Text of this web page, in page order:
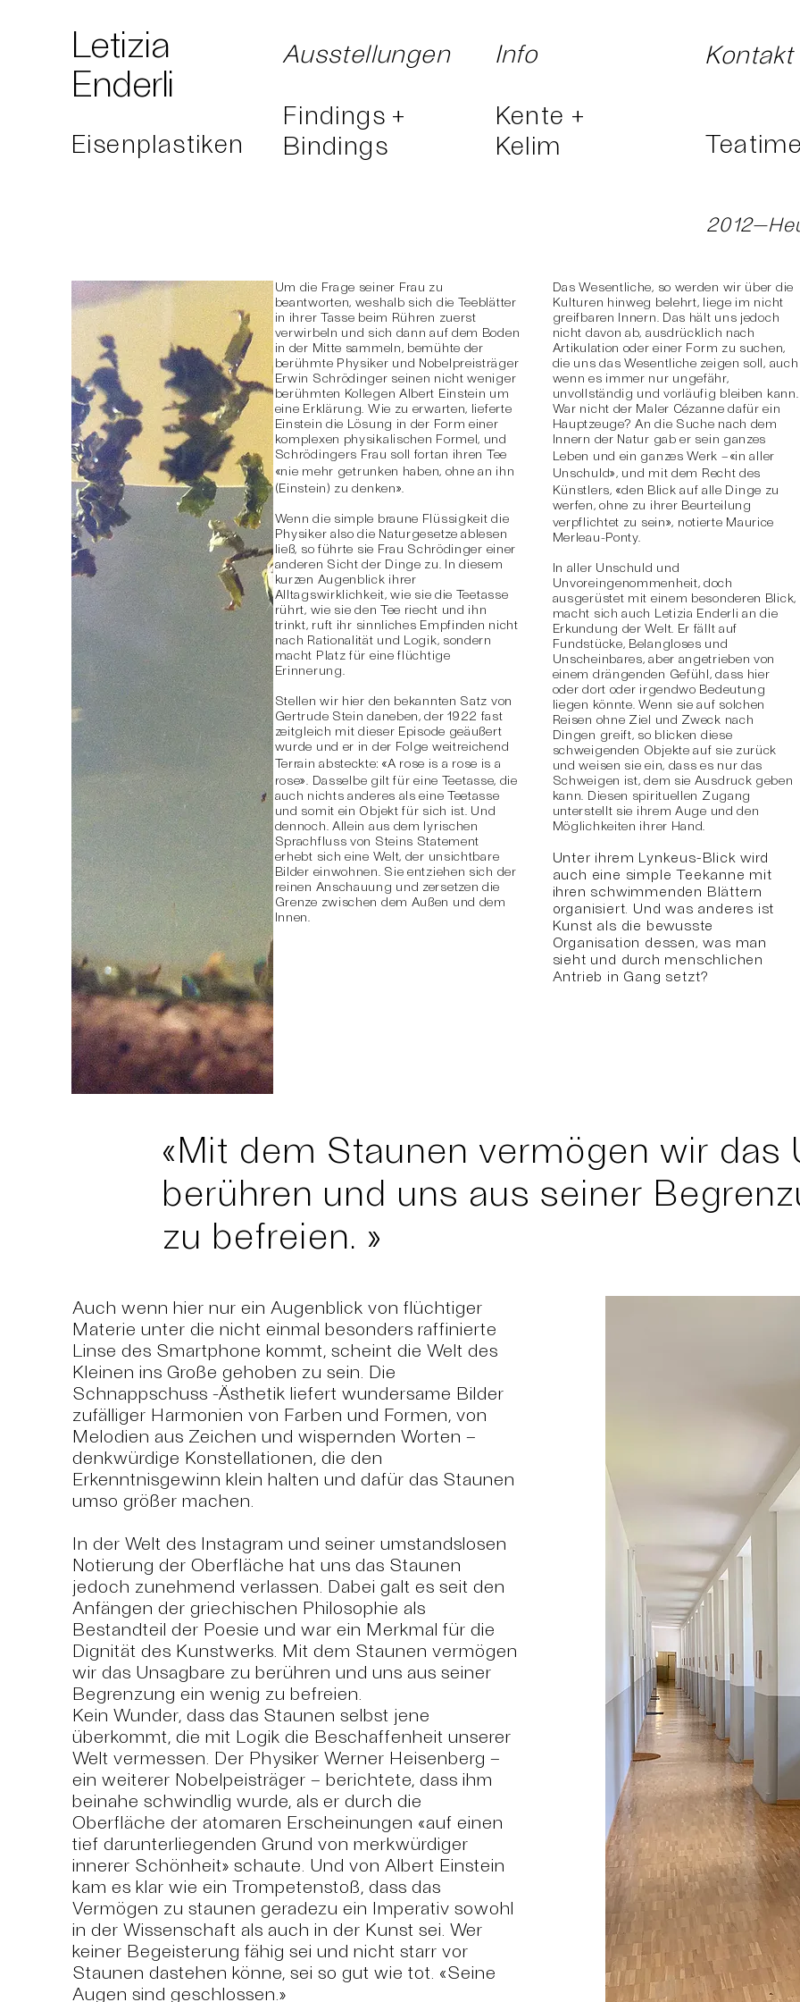
Letizia
Enderli
Eisenplastiken
Ausstellungen
Findings +
Bindings
Info
Kente +
Kelim
Kontakt
Teatime
Um die Frage seiner Frau zu
beantworten, weshalb sich die Teeblätter
in ihrer Tasse beim Rühren zuerst
verwirbeln und sich dann auf dem Boden
in der Mitte sammeln, bemühte der
berühmte Physiker und Nobelpreisträger
Erwin Schrödinger seinen nicht weniger
berühmten Kollegen Albert Einstein um
eine Erklärung. Wie zu erwarten, lieferte
Einstein die Lösung in der Form einer
komplexen physikalischen Formel, und
Schrödingers Frau soll fortan ihren Tee
«nie mehr getrunken haben, ohne an ihn
(Einstein) zu denken»
Wenn die simple braune Flüssigkeit die
Physiker also die Naturgesetze ablesen
ließ, so führte sie Frau Schrödinger einer
anderen Sicht der Dinge zu. In diesem
kurzen Augenblick ihrer
Alltagswirklichkeit, wie sie die Teetasse
rührt, wie sie den Tee riecht und ihn
trinkt, ruft ihr sinnliches Empfinden nicht
nach Rationalität und Logik, sondern
macht Platz für eine flüchtige
Erinnerung.
Stellen wir hier den bekannten Satz von
Gertrude Stein daneben, der 1922 fast
zeitgleich mit dieser Episode geäußert
wurde und er in der Folge weitreichend
Terrain absteckte: «A rose is a rose is a
rose» . Dasselbe gilt für eine Teetasse, die
auch nichts anderes als eine Teetasse
und somit ein Objekt für sich ist. Und
dennoch. Allein aus dem lyrischen
Sprachfluss von Steins Statement
erhebt sich eine Welt, der unsichtbare
Bilder einwohnen. Sie entziehen sich der
reinen Anschauung und zersetzen die
Grenze zwischen dem Außen und dem
Innen.
Das Wesentliche, so werden wir über die
Kulturen hinweg belehrt, liege im nicht
greifbaren Innern. Das hält uns jedoch
nicht davon ab, ausdrücklich nach
Artikulation oder einer Form zu suchen,
die uns das Wesentliche zeigen soll, auch
wenn es immer nur ungefähr,
unvollständig und vorläufig bleiben kann.
War nicht der Maler Cézanne dafür ein
Hauptzeuge? An die Suche nach dem
Innern der Natur gab er sein ganzes
Leben und ein ganzes Werk –«in aller
Unschuld», und mit dem Recht des
Künstlers, «den Blick auf alle Dinge zu
werfen, ohne zu ihrer Beurteilung
verpflichtet zu sein», notierte Maurice
Merleau-Ponty.
In aller Unschuld und
Unvoreingenommenheit, doch
ausgerüstet mit einem besonderen Blick,
macht sich auch Letizia Enderli an die
Erkundung der Welt. Er fällt auf
Fundstücke, Belangloses und
Unscheinbares, aber angetrieben von
einem drängenden Gefühl, dass hier
oder dort oder irgendwo Bedeutung
liegen könnte. Wenn sie auf solchen
Reisen ohne Ziel und Zweck nach
Dingen greift, so blicken diese
schweigenden Objekte auf sie zurück
und weisen sie ein, dass es nur das
Schweigen ist, dem sie Ausdruck geben
kann. Diesen spirituellen Zugang
unterstellt sie ihrem Auge und den
Möglichkeiten ihrer Hand.
Unter ihrem Lynkeus-Blick wird
auch eine simple Teekanne mit
ihren schwimmenden Blättern
organisiert. Und was anderes ist
Kunst als die bewusste
Organisation dessen, was man
sieht und durch menschlichen
Antrieb in Gang setzt?
«Mit dem Staunen vermögen wir das
berühren und uns aus seiner
zu befreien. »
Auch wenn hier nur ein Augenblick von flüchtiger
Materie unter die nicht einmal besonders raffinierte
Linse des Smartphone kommt, scheint die Welt des
Kleinen ins Große gehoben zu sein. Die
Schnappschuss -Ästhetik liefert wundersame Bilder
zufälliger Harmonien von Farben und Formen, von
Melodien aus Zeichen und wispernden Worten –
denkwürdige Konstellationen, die den
Erkenntnisgewinn klein halten und dafür das Staunen
umso größer machen.
In der Welt des Instagram und seiner umstandslosen
Notierung der Oberfläche hat uns das Staunen
jedoch zunehmend verlassen. Dabei galt es seit den
Anfängen der griechischen Philosophie als
Bestandteil der Poesie und war ein Merkmal für die
Dignität des Kunstwerks. Mit dem Staunen vermögen
wir das Unsagbare zu berühren und uns aus seiner
Begrenzung ein wenig zu befreien.
Kein Wunder, dass das Staunen selbst jene
überkommt, die mit Logik die Beschaffenheit unserer
Welt vermessen. Der Physiker Werner Heisenberg –
ein weiterer Nobelpeisträger – berichtete, dass ihm
beinahe schwindlig wurde, als er durch die
Oberfläche der atomaren Erscheinungen «auf einen
tief darunterliegenden Grund von merkwürdiger
innerer Schönheit» schaute. Und von Albert Einstein
kam es klar wie ein Trompetenstoß, dass das
Vermögen zu staunen geradezu ein Imperativ sowohl
in der Wissenschaft als auch in der Kunst sei. Wer
keiner Begeisterung fähig sei und nicht starr vor
Staunen dastehen könne, sei so gut wie tot. «Seine
Augen sind geschlossen. »